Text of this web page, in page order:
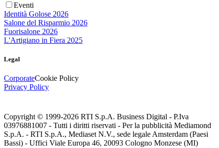
Eventi
Identità Golose 2026
Salone del Risparmio 2026
Fuorisalone 2026
L'Artigiano in Fiera 2025
Legal
CorporateCookie Policy
Privacy Policy
Copyright © 1999-2026 RTI S.p.A. Business Digital - P.Iva
03976881007 - Tutti i diritti riservati - Per la pubblicità Mediamond
S.p.A. - RTI S.p.A., Mediaset N.V., sede legale Amsterdam (Paesi
Bassi) - Uffici Viale Europa 46, 20093 Cologno Monzese (MI)